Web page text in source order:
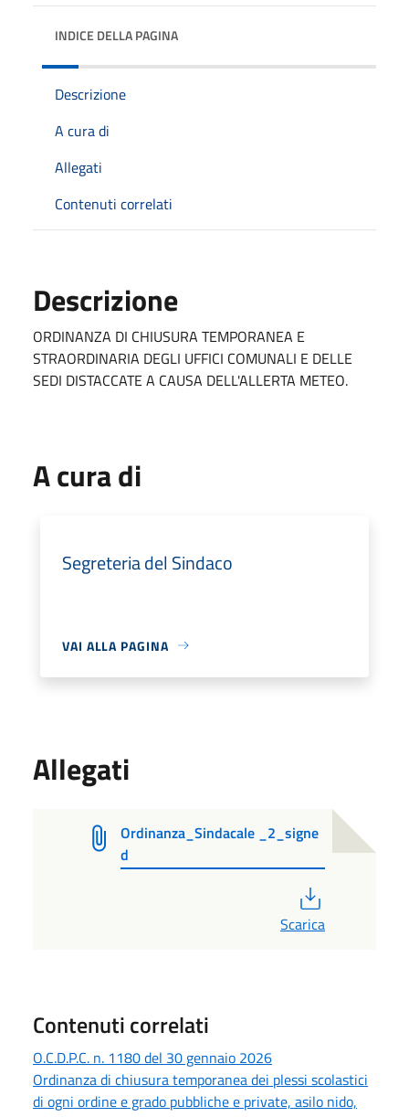
INDICE DELLA PAGINA
Descrizione
A cura di
Allegati
Contenuti correlati
Descrizione
ORDINANZA DI CHIUSURA TEMPORANEA E
STRAORDINARIA DEGLI UFFICI COMUNALI E DELLE
SEDI DISTACCATE A CAUSA DELL'ALLERTA METEO.
A cura di
Segreteria del Sindaco
VAI ALLA PAGINA
Allegati
Ordinanza_Sindacale _2_signe
d
Scarica
Contenuti correlati
O.C.D.P.C. n. 1180 del 30 gennaio 2026
Ordinanza di chiusura temporanea dei plessi scolastici
di ogni ordine e grado pubbliche e private, asilo nido,